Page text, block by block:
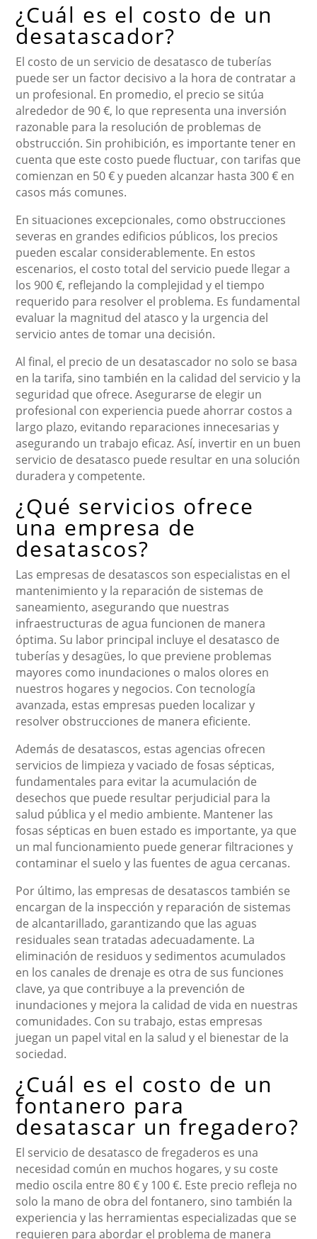
¿Cuál es el costo de un
desatascador?
El costo de un servicio de desatasco de tuberías
puede ser un factor decisivo a la hora de contratar a
un profesional. En promedio, el precio se sitúa
alrededor de 90 €, lo que representa una inversión
razonable para la resolución de problemas de
obstrucción. Sin prohibición, es importante tener en
cuenta que este costo puede fluctuar, con tarifas que
comienzan en 50 € y pueden alcanzar hasta 300 € en
casos más comunes.
En situaciones excepcionales, como obstrucciones
severas en grandes edificios públicos, los precios
pueden escalar considerablemente. En estos
escenarios, el costo total del servicio puede llegar a
los 900 €, reflejando la complejidad y el tiempo
requerido para resolver el problema. Es fundamental
evaluar la magnitud del atasco y la urgencia del
servicio antes de tomar una decisión.
Al final, el precio de un desatascador no solo se basa
en la tarifa, sino también en la calidad del servicio y la
seguridad que ofrece. Asegurarse de elegir un
profesional con experiencia puede ahorrar costos a
largo plazo, evitando reparaciones innecesarias y
asegurando un trabajo eficaz. Así, invertir en un buen
servicio de desatasco puede resultar en una solución
duradera y competente.
¿Qué servicios ofrece
una empresa de
desatascos?
Las empresas de desatascos son especialistas en el
mantenimiento y la reparación de sistemas de
saneamiento, asegurando que nuestras
infraestructuras de agua funcionen de manera
óptima. Su labor principal incluye el desatasco de
tuberías y desagües, lo que previene problemas
mayores como inundaciones o malos olores en
nuestros hogares y negocios. Con tecnología
avanzada, estas empresas pueden localizar y
resolver obstrucciones de manera eficiente.
Además de desatascos, estas agencias ofrecen
servicios de limpieza y vaciado de fosas sépticas,
fundamentales para evitar la acumulación de
desechos que puede resultar perjudicial para la
salud pública y el medio ambiente. Mantener las
fosas sépticas en buen estado es importante, ya que
un mal funcionamiento puede generar filtraciones y
contaminar el suelo y las fuentes de agua cercanas.
Por último, las empresas de desatascos también se
encargan de la inspección y reparación de sistemas
de alcantarillado, garantizando que las aguas
residuales sean tratadas adecuadamente. La
eliminación de residuos y sedimentos acumulados
en los canales de drenaje es otra de sus funciones
clave, ya que contribuye a la prevención de
inundaciones y mejora la calidad de vida en nuestras
comunidades. Con su trabajo, estas empresas
juegan un papel vital en la salud y el bienestar de la
sociedad.
¿Cuál es el costo de un
fontanero para
desatascar un fregadero?
El servicio de desatasco de fregaderos es una
necesidad común en muchos hogares, y su coste
medio oscila entre 80 € y 100 €. Este precio refleja no
solo la mano de obra del fontanero, sino también la
experiencia y las herramientas especializadas que se
requieren para abordar el problema de manera